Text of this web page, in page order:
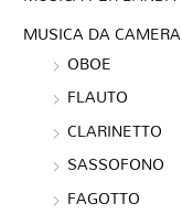
MUSICA DA CAMERA
OBOE
FLAUTO
CLARINETTO
SASSOFONO
FAGOTTO